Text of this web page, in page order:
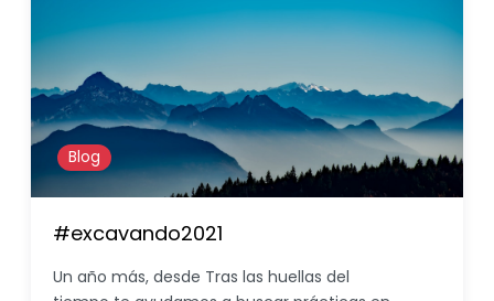
Blog
#excavando2021
Un año más, desde Tras las huellas del